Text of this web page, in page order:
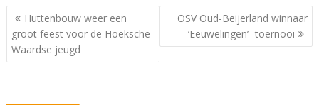
Berichtnavigatie
Huttenbouw weer een
groot feest voor de Hoeksche
Waardse jeugd
OSV Oud-Beijerland winnaar
‘Eeuwelingen’- toernooi